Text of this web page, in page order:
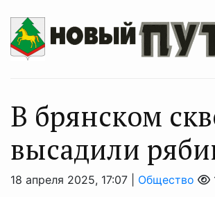
В брянском
высадили
18 апреля 2025, 17:07 | Общество